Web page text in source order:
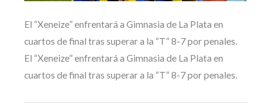
El “Xeneize” enfrentará a Gimnasia de La Plata en
cuartos de final tras superar a la “T” 8-7 por penales.
El “Xeneize” enfrentará a Gimnasia de La Plata en
cuartos de final tras superar a la “T” 8-7 por penales.